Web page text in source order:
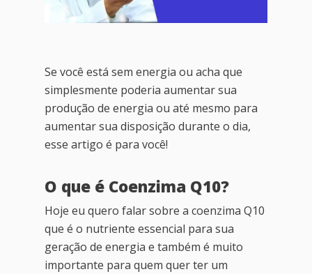
Se você está sem energia ou acha que
simplesmente poderia aumentar sua
produção de energia ou até mesmo para
aumentar sua disposição durante o dia,
esse artigo é para você!
O que é Coenzima Q10?
Hoje eu quero falar sobre a coenzima Q10
que é o nutriente essencial para sua
geração de energia e também é muito
importante para quem quer ter um